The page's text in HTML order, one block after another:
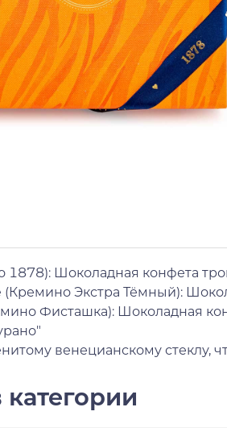
Шоколадная конфета
Экстра Тёмный):
Фисташка): Шоколадная
венецианскому стеклу,